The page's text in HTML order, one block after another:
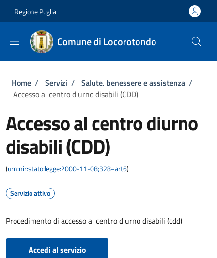
Regione Puglia
Comune di Locorotondo
Briciole di pane
Home / Servizi / Salute, benessere e assistenza /
Accesso al centro diurno disabili (CDD)
Accesso al centro diurno
disabili (CDD)
(urn:nir:stato:legge:2000-11-08;328~art6)
Servizio attivo
Procedimento di accesso al centro diurno disabili (cdd)
Accedi al servizio